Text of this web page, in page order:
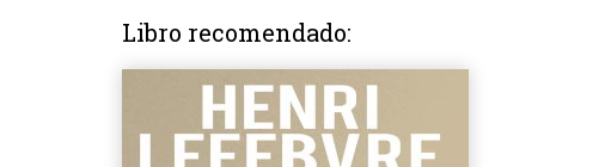
Libro recomendado: